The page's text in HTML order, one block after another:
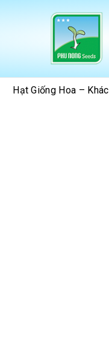
Hạt Giống Hoa – Khác